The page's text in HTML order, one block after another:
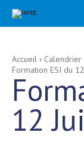
contenu.
navigation
Outils
personnels
Accueil ›
Formation ESI du
12